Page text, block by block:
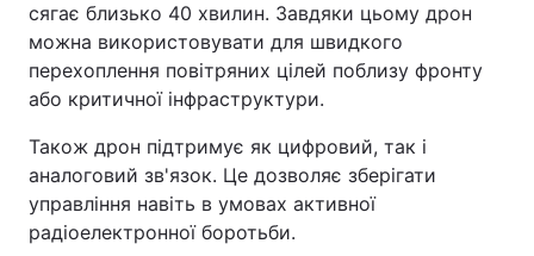
сягає близько 40 хвилин. Завдяки цьому дрон
можна використовувати для швидкого
перехоплення повітряних цілей поблизу фронту
або критичної інфраструктури.
Також дрон підтримує як цифровий, так і
аналоговий зв'язок. Це дозволяє зберігати
управління навіть в умовах активної
радіоелектронної боротьби.